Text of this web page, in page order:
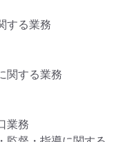
する業務
関する業務
業務